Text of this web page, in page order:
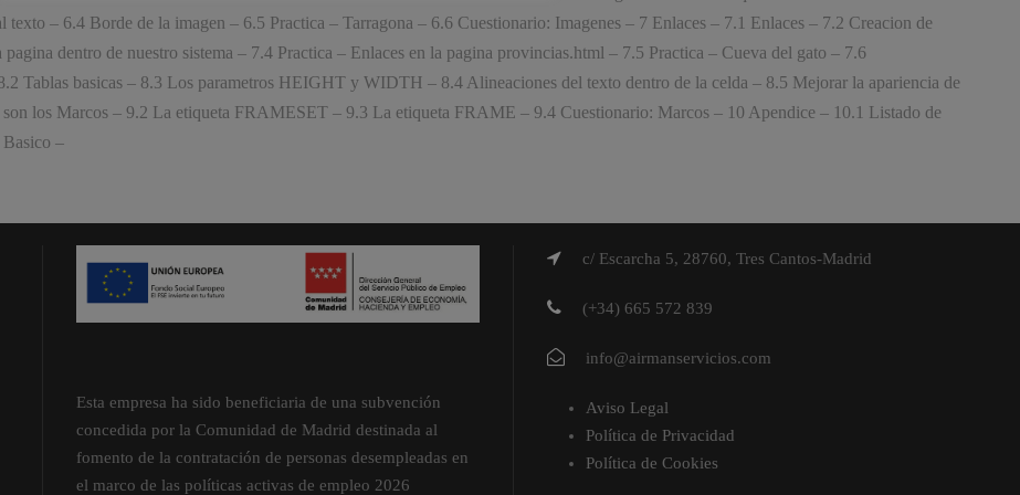
– 6.4 Borde de la imagen – 6.5 Practica – Tarragona – 6.6 Cuestionario: Imagenes – 7 Enlaces – 7.1 Enlaces – 7.2 Creacion de
dentro de nuestro sistema – 7.4 Practica – Enlaces en la pagina provincias.html – 7.5 Practica – Cueva del gato – 7.6
Tablas basicas – 8.3 Los parametros HEIGHT y WIDTH – 8.4 Alineaciones del texto dentro de la celda – 8.5 Mejorar la apariencia de
los Marcos – 9.2 La etiqueta FRAMESET – 9.3 La etiqueta FRAME – 9.4 Cuestionario: Marcos – 10 Apendice – 10.1 Listado de
–
Esta empresa ha sido beneficiaria de una subvención
concedida por la Comunidad de Madrid destinada al
fomento de la contratación de personas desempleadas en
el marco de las políticas activas de empleo 2026
c/ Escarcha 5, 28760, Tres Cantos-Madrid
(+34) 665 572 839
info@airmanservicios.com
Aviso Legal
Política de Privacidad
Política de Cookies